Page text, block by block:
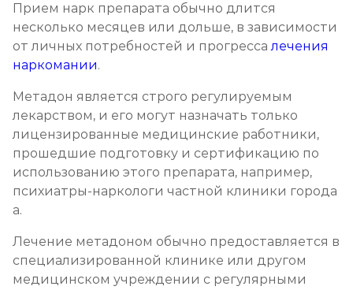
Прием нарк препарата обычно длится
несколько месяцев или дольше, в зависимости
от личных потребностей и прогрессалечения
наркомании.
Метадон является строго регулируемым
лекарством, и его могут назначать только
лицензированные медицинские работники,
прошедшие подготовку и сертификацию по
использованию этого препарата, например,
психиатры-наркологи частной клиники города
а.
Лечение метадоном обычно предоставляется в
специализированной клинике или другом
медицинском учреждении с регулярными